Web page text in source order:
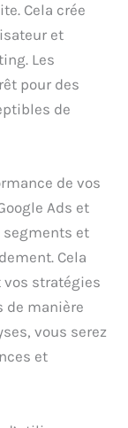
Cela crée
et
Les
pour des
de
de vos
Ads et
segments et
Cela
vos stratégies
de manière
vous serez
et